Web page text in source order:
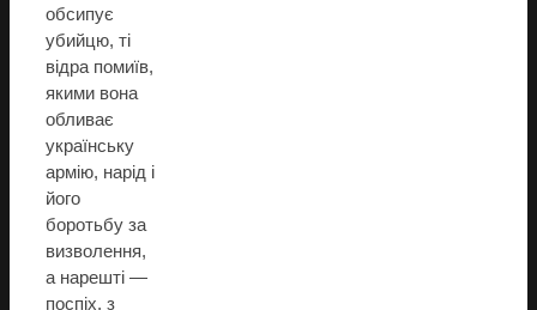
обсипує
убийцю, ті
відра помиїв,
якими вона
обливає
українську
армію, нарід і
його
боротьбу за
визволення,
а нарешті —
поспіх, з